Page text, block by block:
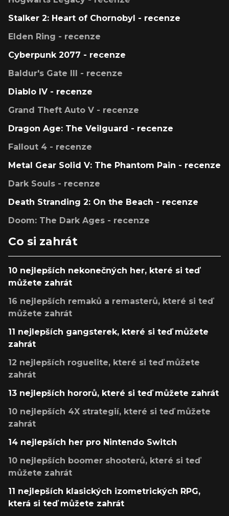
Stalker 2: Heart of Chornobyl - recenze
Elden Ring - recenze
Cyberpunk 2077 - recenze
Baldur's Gate III - recenze
Diablo IV - recenze
Grand Theft Auto V - recenze
Dragon Age: The Veilguard - recenze
Fallout 4 - recenze
Metal Gear Solid V: The Phantom Pain - recenze
Dark Souls - recenze
Death Stranding 2: On the Beach - recenze
Doom: The Dark Ages - recenze
Co si zahrát
10 nejlepších nekonečných her, které si teď
můžete zahrát
16 nejlepších remaků a remasterů, které si teď
můžete zahrát
11 nejlepších gangsterek, které si teď můžete
zahrát
12 nejlepších roguelite, které si teď můžete
zahrát
13 nejlepších hororů, které si teď můžete zahrát
10 nejlepších 4X strategií, které si teď můžete
zahrát
14 nejlepších her pro Nintendo Switch
10 nejlepších boomer shooterů, které si teď
můžete zahrát
11 nejlepších klasických izometrických RPG,
která si teď můžete zahrát